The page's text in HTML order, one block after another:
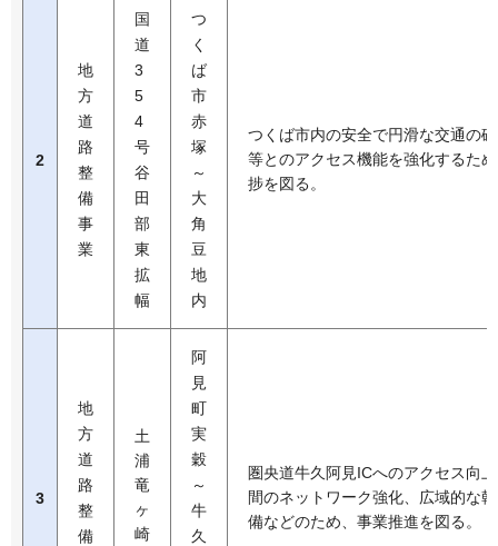
2
地
方
道
路
整
備
事
業
国
道
3
5
4
号
谷
田
部
東
拡
幅
つ
く
ば
市
赤
塚
～
大
角
豆
地
内
つくば市内の安全で円滑な交通の
等とのアクセス機能を強化するた
捗を図る。
3
地
方
道
路
整
備
土
浦
竜
ヶ
崎
阿
見
町
実
穀
～
牛
久
圏央道牛久阿見ICへのアクセス向
間のネットワーク強化、広域的な
備などのため、事業推進を図る。